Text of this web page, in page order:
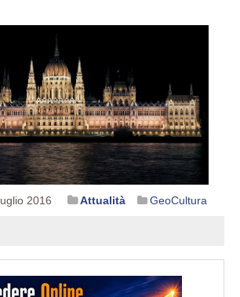
2016 Attualità GeoCultura